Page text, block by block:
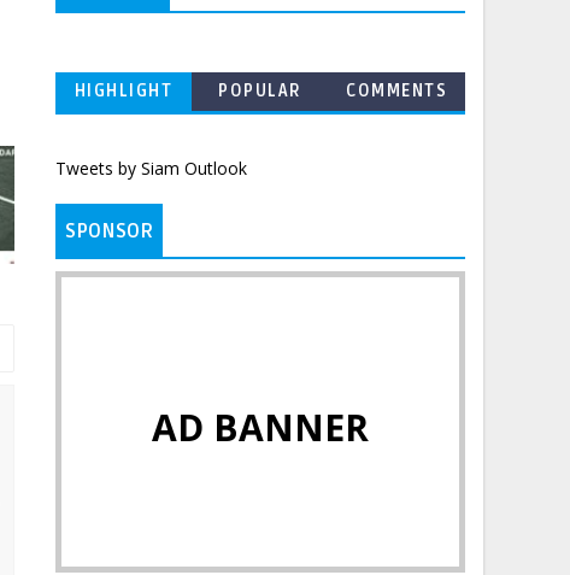
HIGHLIGHT POPULAR COMMENTS
Tweets by Siam Outlook
SPONSOR
AD BANNER